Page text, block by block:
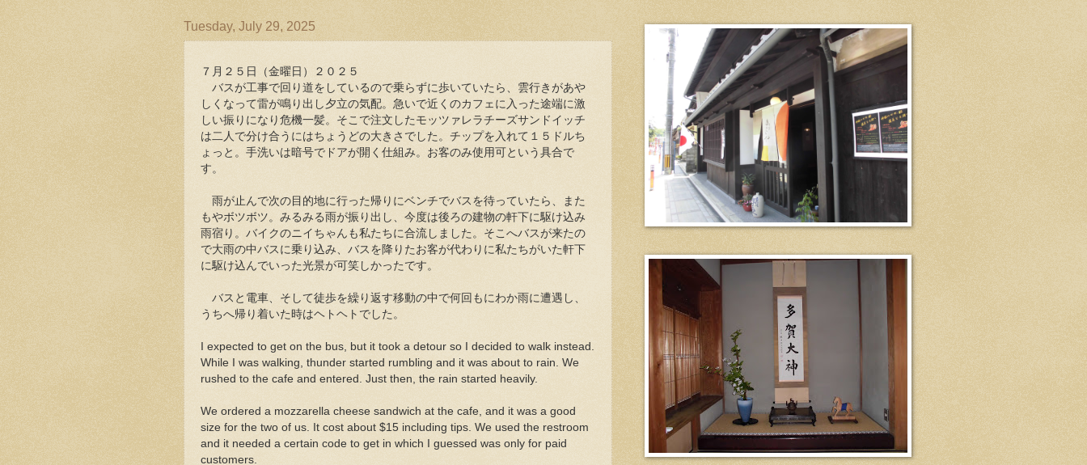
Tuesday, July 29, 2025
７月２５日（金曜日）２０２５
バスが工事で回り道をしているので乗らずに歩いていたら、雲行きがあや
しくなって雷が鳴り出し夕立の気配。急いで近くのカフェに入った途端に激
しい振りになり危機一髪。そこで注文したモッツァレラチーズサンドイッチ
は二人で分け合うにはちょうどの大きさでした。チップを入れて１５ドルち
ょっと。手洗いは暗号でドアが開く仕組み。お客のみ使用可という具合で
す。
雨が止んで次の目的地に行った帰りにベンチでバスを待っていたら、また
もやボツボツ。みるみる雨が振り出し、今度は後ろの建物の軒下に駆け込み
雨宿り。バイクのニイちゃんも私たちに合流しました。そこへバスが来たの
で大雨の中バスに乗り込み、バスを降りたお客が代わりに私たちがいた軒下
に駆け込んでいった光景が可笑しかったです。
バスと電車、そして徒歩を繰り返す移動の中で何回もにわか雨に遭遇し、
うちへ帰り着いた時はヘトヘトでした。
I expected to get on the bus, but it took a detour so I decided to walk instead.
While I was walking, thunder started rumbling and it was about to rain. We
rushed to the cafe and entered. Just then, the rain started heavily.
We ordered a mozzarella cheese sandwich at the cafe, and it was a good
size for the two of us. It cost about $15 including tips. We used the restroom
and it needed a certain code to get in which I guessed was only for paid
customers.